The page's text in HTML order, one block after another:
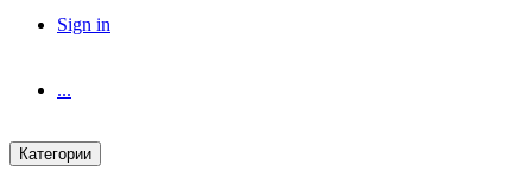
Sign in
...
Категории